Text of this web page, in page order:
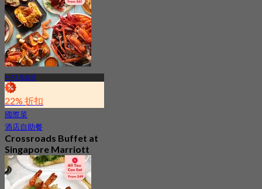
MRT 烏節站
22% 折扣
國際菜
酒店自助餐
Crossroads Buffet at
Singapore Marriott
Tang Plaza Hotel
4.5
686 已預訂